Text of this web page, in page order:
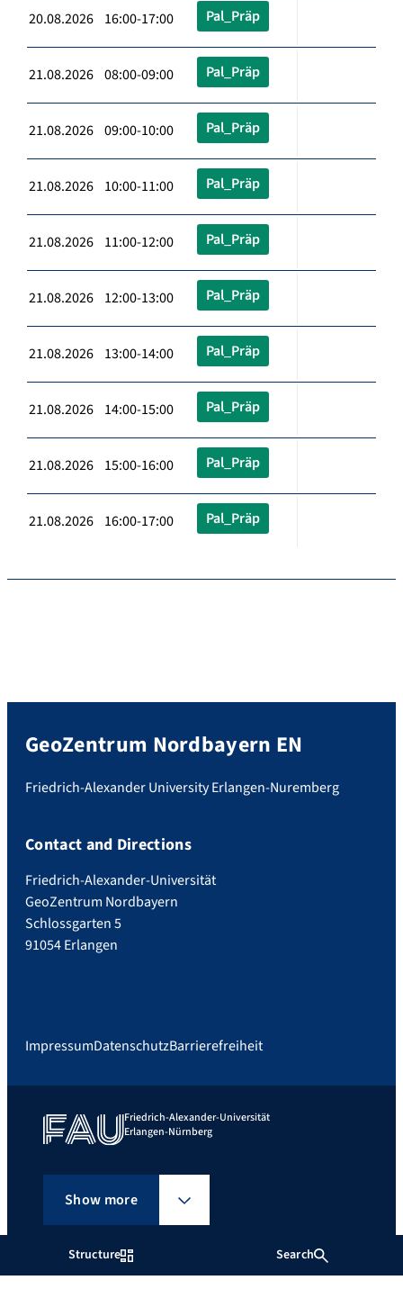
Structure Search
20.08.2026 16:00-17:00 Pal_Präp
21.08.2026 08:00-09:00 Pal_Präp
21.08.2026 09:00-10:00 Pal_Präp
21.08.2026 10:00-11:00 Pal_Präp
21.08.2026 11:00-12:00 Pal_Präp
21.08.2026 12:00-13:00 Pal_Präp
21.08.2026 13:00-14:00 Pal_Präp
21.08.2026 14:00-15:00 Pal_Präp
21.08.2026 15:00-16:00 Pal_Präp
21.08.2026 16:00-17:00 Pal_Präp
GeoZentrum Nordbayern EN
Friedrich-Alexander University Erlangen-Nuremberg
Contact and Directions
Friedrich-Alexander-Universität
GeoZentrum Nordbayern
Schlossgarten 5
91054 Erlangen
ImpressumDatenschutzBarrierefreiheit
Friedrich-Alexander-Universität
Erlangen-Nürnberg
Show more